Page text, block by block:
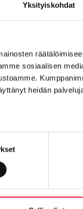
Yksityiskohdat
sosiaalisen
heidän
46, 33920 Pirkkala
90100
5, 70800 Kuopio